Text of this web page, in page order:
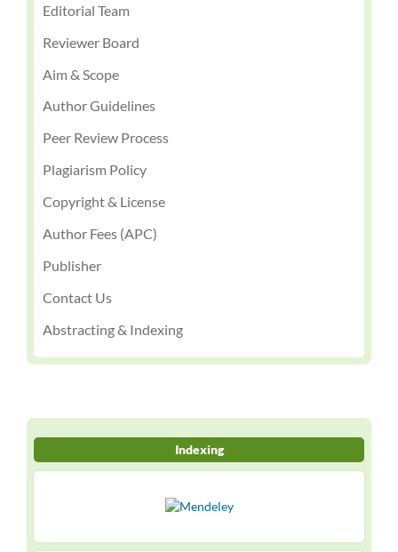
Editorial Team
Reviewer Board
Aim & Scope
Author Guidelines
Peer Review Process
Plagiarism Policy
Copyright & License
Author Fees (APC)
Publisher
Contact Us
Abstracting & Indexing
Indexing